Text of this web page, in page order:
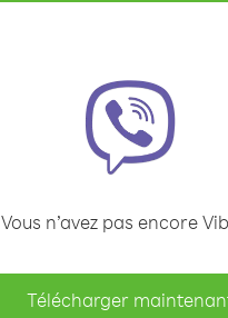
Vous n’avez pas encore
Télécharger